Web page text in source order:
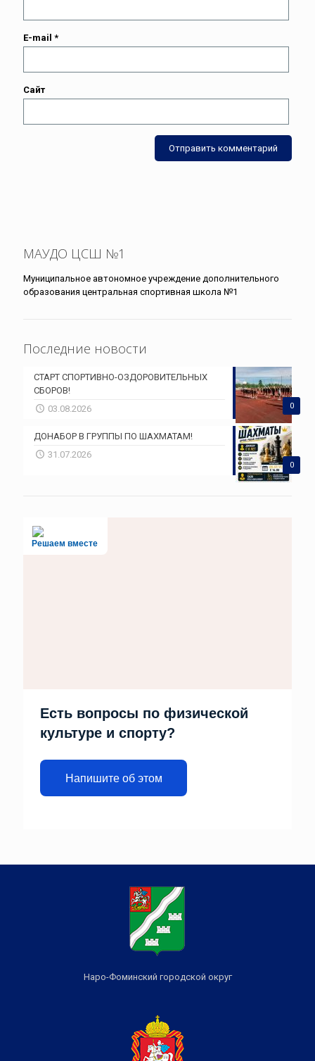
E-mail *
Сайт
МАУДО ЦСШ №1
Муниципальное автономное учреждение дополнительного
образования центральная спортивная школа №1
Последние новости
0
СТАРТ СПОРТИВНО-ОЗДОРОВИТЕЛЬНЫХ
СБОРОВ!
03.08.2026
0
ДОНАБОР В ГРУППЫ ПО ШАХМАТАМ!
31.07.2026
Решаем вместе
Есть вопросы по физической
культуре и спорту?
Напишите об этом
Наро-Фоминский городской округ